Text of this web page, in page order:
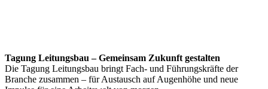
Tagung Leitungsbau – Gemeinsam Zukunft gestalten
Die Tagung Leitungsbau bringt Fach- und Führungskräfte der
Branche zusammen – für Austausch auf Augenhöhe und neue